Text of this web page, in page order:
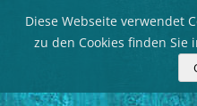
Diese Webseite verwendet
zu den Cookies finden Sie